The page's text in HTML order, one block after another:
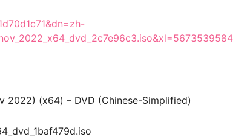
2022) (x64) – DVD (Chinese-Simplified)